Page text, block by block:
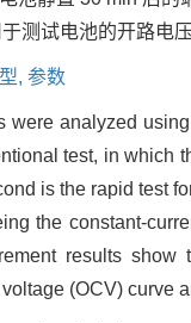
测试电池的开路电
, 参数
were analyzed
test, in which
is the rapid test
the constant-
results
(OCV) curve